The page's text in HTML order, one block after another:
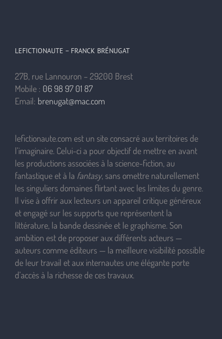
LEFICTIONAUTE – FRANCK BRÉNUGAT
27B, rue Lannouron – 29200 Brest
Mobile : 06 98 97 01 87
Email: brenugat@mac.com
lefictionaute.com est un site consacré aux territoires de
l’imaginaire. Celui-ci a pour objectif de mettre en avant
les productions associées à la science-fiction, au
fantastique et à la fantasy, sans omettre naturellement
les singuliers domaines flirtant avec les limites du genre.
Il vise à offrir aux lecteurs un appareil critique généreux
et engagé sur les supports que représentent la
littérature, la bande dessinée et le graphisme. Son
ambition est de proposer aux différents acteurs —
auteurs comme éditeurs — la meilleure visibilité possible
de leur travail et aux internautes une élégante porte
d’accès à la richesse de ces travaux.